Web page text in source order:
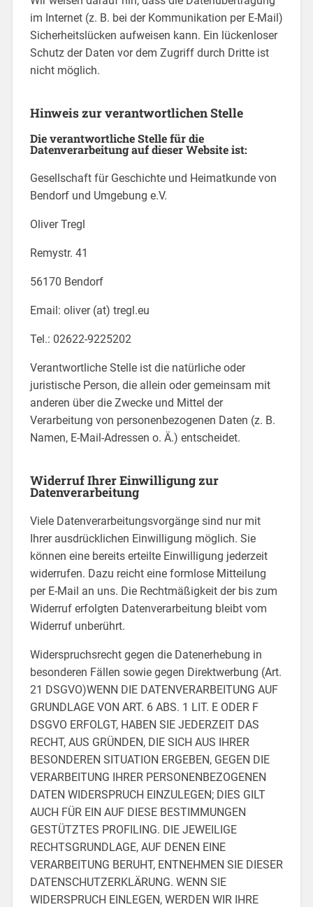
im Internet (z. B. bei der Kommunikation per E-Mail)
Sicherheitslücken aufweisen kann. Ein lückenloser
Schutz der Daten vor dem Zugriff durch Dritte ist
nicht möglich.
Hinweis zur verantwortlichen Stelle
Die verantwortliche Stelle für die
Datenverarbeitung auf dieser Website ist:
Gesellschaft für Geschichte und Heimatkunde von
Bendorf und Umgebung e.V.
Oliver Tregl
Remystr. 41
56170 Bendorf
Email: oliver (at) tregl.eu
Tel.: 02622-9225202
Verantwortliche Stelle ist die natürliche oder
juristische Person, die allein oder gemeinsam mit
anderen über die Zwecke und Mittel der
Verarbeitung von personenbezogenen Daten (z. B.
Namen, E-Mail-Adressen o. Ä.) entscheidet.
Widerruf Ihrer Einwilligung zur
Datenverarbeitung
Viele Datenverarbeitungsvorgänge sind nur mit
Ihrer ausdrücklichen Einwilligung möglich. Sie
können eine bereits erteilte Einwilligung jederzeit
widerrufen. Dazu reicht eine formlose Mitteilung
per E-Mail an uns. Die Rechtmäßigkeit der bis zum
Widerruf erfolgten Datenverarbeitung bleibt vom
Widerruf unberührt.
Widerspruchsrecht gegen die Datenerhebung in
besonderen Fällen sowie gegen Direktwerbung (Art.
21 DSGVO)WENN DIE DATENVERARBEITUNG AUF
GRUNDLAGE VON ART. 6 ABS. 1 LIT. E ODER F
DSGVO ERFOLGT, HABEN SIE JEDERZEIT DAS
RECHT, AUS GRÜNDEN, DIE SICH AUS IHRER
BESONDEREN SITUATION ERGEBEN, GEGEN DIE
VERARBEITUNG IHRER PERSONENBEZOGENEN
DATEN WIDERSPRUCH EINZULEGEN; DIES GILT
AUCH FÜR EIN AUF DIESE BESTIMMUNGEN
GESTÜTZTES PROFILING. DIE JEWEILIGE
RECHTSGRUNDLAGE, AUF DENEN EINE
VERARBEITUNG BERUHT, ENTNEHMEN SIE DIESER
DATENSCHUTZERKLÄRUNG. WENN SIE
WIDERSPRUCH EINLEGEN, WERDEN WIR IHRE